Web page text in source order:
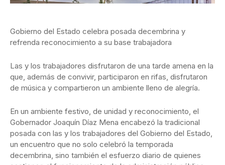
Gobierno del Estado celebra posada decembrina y
refrenda reconocimiento a su base trabajadora
Las y los trabajadores disfrutaron de una tarde amena en la
que, además de convivir, participaron en rifas, disfrutaron
de música y compartieron un ambiente lleno de alegría.
En un ambiente festivo, de unidad y reconocimiento, el
Gobernador Joaquín Díaz Mena encabezó la tradicional
posada con las y los trabajadores del Gobierno del Estado,
un encuentro que no solo celebró la temporada
decembrina, sino también el esfuerzo diario de quienes